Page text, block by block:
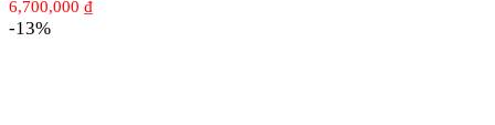
6,700,000 ₫
-13%